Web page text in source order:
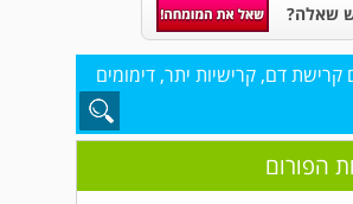
שאלה?
קרישת דם, קרישיות יתר, דימומים
הפורום